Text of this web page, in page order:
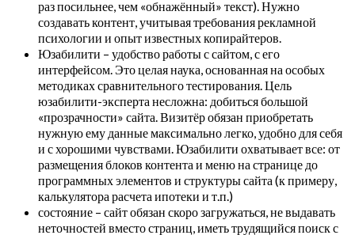
раз посильнее, чем «обнажённый» текст). Нужно
создавать контент, учитывая требования рекламной
психологии и опыт известных копирайтеров.
Юзабилити – удобство работы с сайтом, с его
интерфейсом. Это целая наука, основанная на особых
методиках сравнительного тестирования. Цель
юзабилити-эксперта несложна: добиться большой
«прозрачности» сайта. Визитёр обязан приобретать
нужную ему данные максимально легко, удобно для себя
и с хорошими чувствами. Юзабилити охватывает все: от
размещения блоков контента и меню на странице до
программных элементов и структуры сайта (к примеру,
калькулятора расчета ипотеки и т.п.)
состояние – сайт обязан скоро загружаться, не выдавать
неточностей вместо страниц, иметь трудящийся поиск с